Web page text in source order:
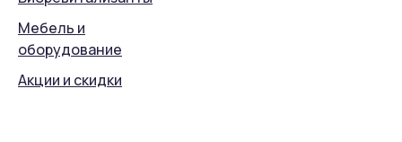
Мебель и
оборудование
Акции и скидки